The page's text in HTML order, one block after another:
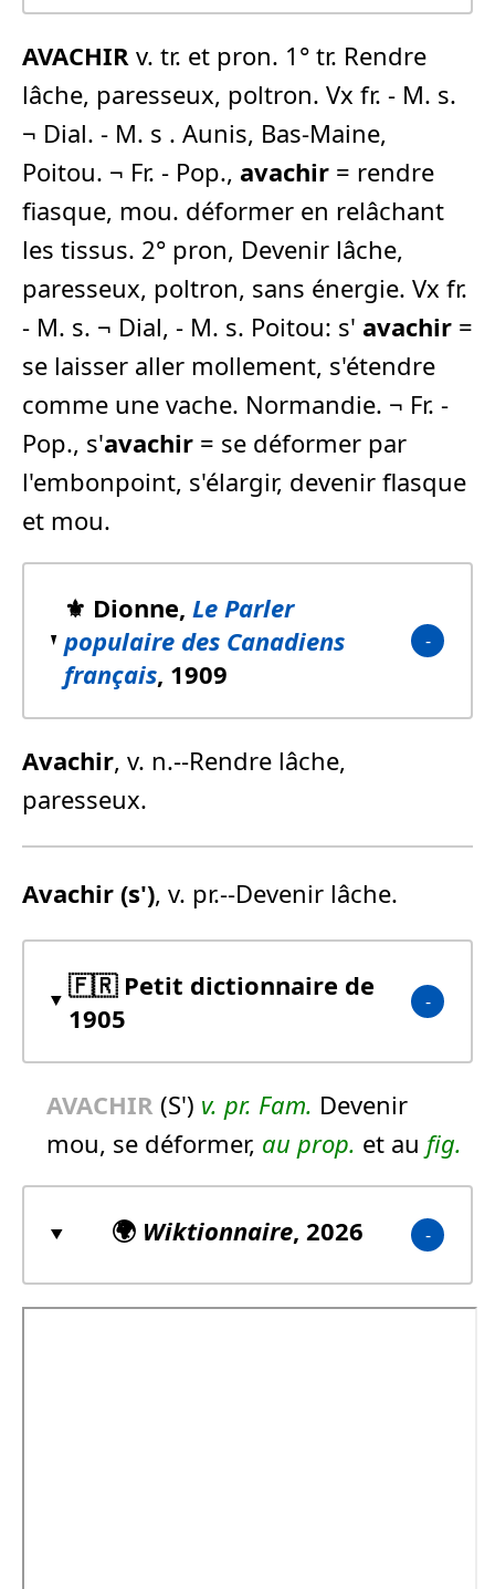
AVACHIR v. tr. et pron. 1° tr. Rendre
lâche, paresseux, poltron. Vx fr. - M. s.
¬ Dial. - M. s . Aunis, Bas-Maine,
Poitou. ¬ Fr. - Pop., avachir = rendre
fiasque, mou. déformer en relâchant
les tissus. 2° pron, Devenir lâche,
paresseux, poltron, sans énergie. Vx fr.
- M. s. ¬ Dial, - M. s. Poitou: s' avachir =
se laisser aller mollement, s'étendre
comme une vache. Normandie. ¬ Fr. -
Pop., s'avachir = se déformer par
l'embonpoint, s'élargir, devenir flasque
et mou.
⚜️ Dionne, Le Parler
populaire des Canadiens
français, 1909
Avachir, v. n.--Rendre lâche,
paresseux.
Avachir (s'), v. pr.--Devenir lâche.
🇫🇷 Petit dictionnaire de
1905
AVACHIR (S') v. pr. Fam. Devenir
mou, se déformer, au prop. et au fig.
🌍 Wiktionnaire, 2026